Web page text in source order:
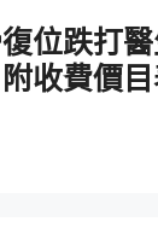
位跌打
收費價